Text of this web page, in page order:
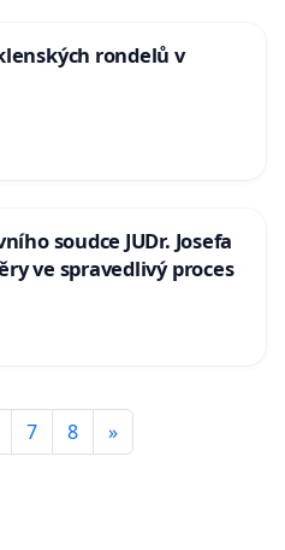
rondelů v
soudce JUDr. Josefa
ve spravedlivý proces
7 8 »